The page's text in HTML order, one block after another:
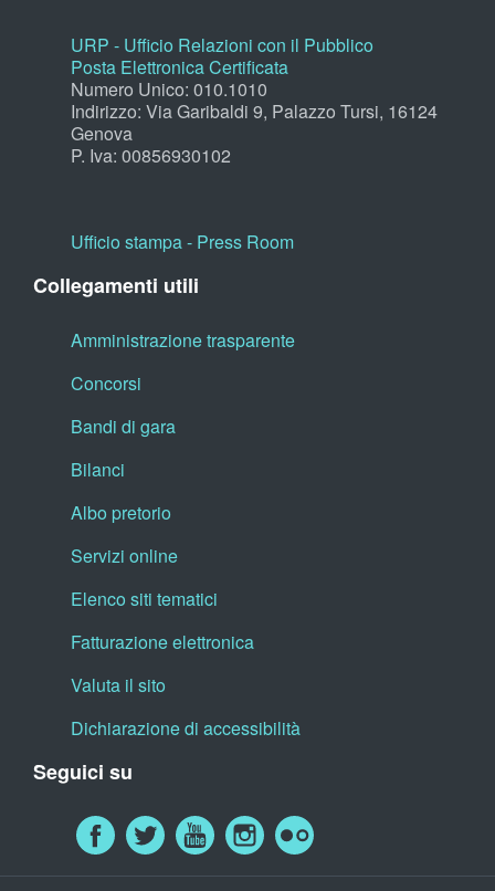
URP - Ufficio Relazioni con il Pubblico
Posta Elettronica Certificata
Numero Unico: 010.1010
Indirizzo: Via Garibaldi 9, Palazzo Tursi, 16124
Genova
P. Iva: 00856930102
Ufficio stampa - Press Room
Collegamenti utili
Amministrazione trasparente
Concorsi
Bandi di gara
Bilanci
Albo pretorio
Servizi online
Elenco siti tematici
Fatturazione elettronica
Valuta il sito
Dichiarazione di accessibilità
Seguici su